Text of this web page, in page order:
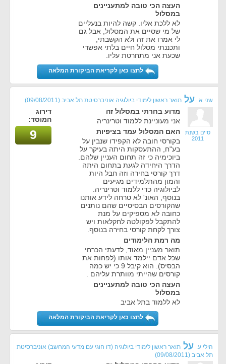
העצה הכי טובה למתעניינים
במסלול
לא ללכת אליו. קשה להיות בנעליים
של מי שסיים את המסלול, אבל גם
לי אמרו את זה ולא הקשבתי,
ותכננתי מסלול חיים בלתי אפשרי
שכעת אני מתחרטת עליו.
לחצו כאן לקריאת הביקורת המלאה
שני א. על תואר ראשון לימודי ביולוגיה אוניברסיטת תל אביב (09/08/2011)
סיים בשנת
2011
מדוע בחרתי במסלול זה
אני מעוניינת ללמוד וטרינריה
האם המסלול עמד בציפיות
בקורסי חובה לא הקפידו שנבין על
בע"ח, ההתעסקות היתה בעיקר על
ביוכימיה כי זה תחום העניין שלהם.
הדרך היחידה לגעת בתחום היתה
דרך קורסי בחירה וזה חבל היות
והמון מהתלמידים מגיעים
לביולוגיה כדי ללמוד וטרינריה.
בנוסף, האונ' לא טרחה לידע אותנו
שהקורסים הבסיסיים שהם נותנים
כחובה לא מספיקים על מנת
להתקבל לפקולטה לחקלאות ויש
צורך לקחת קורסי בחירה בנוסף.
מה רמת הלימודים
תואר מעניין מאוד, לדעתי הכרחי
שכל אדם יילמד אותו (לפחות את
הבסיס). הוא קיבל 9 כי יש כמה
קורסים שהייתי מוותרת עליהם .
העצה הכי טובה למתעניינים
במסלול
לא ללמוד בתל אביב
דירוג
המוסד:
9
לחצו כאן לקריאת הביקורת המלאה
הילי ע. על תואר ראשון לימודי ביולוגיה (דו חוגי עם מדעי המחשב) אוניברסיטת
תל אביב (09/08/2011)